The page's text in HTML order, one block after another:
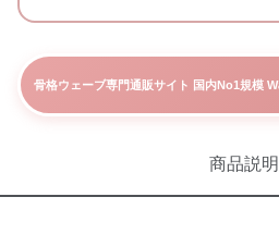
骨格ウェーブ専門通販サイト 国内No1規模
商品説明